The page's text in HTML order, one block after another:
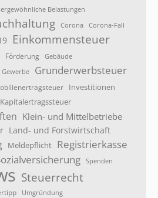
Belastungen
Corona Corona-Fall
Einkommensteuer
Förderung Gebäude
Gewerbe Grunderwerbsteuer
Investitionen
Kapitalertragssteuer
Klein- und Mittelbetriebe
Land- und Forstwirtschaft
Meldepflicht Registrierkasse
Spenden
Steuerrecht
Umgründung